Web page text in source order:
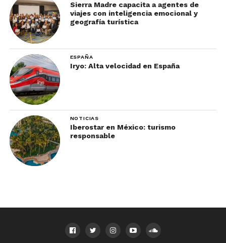
Sierra Madre capacita a agentes de
viajes con inteligencia emocional y
geografía turística
ESPAÑA
Iryo: Alta velocidad en España
NOTICIAS
Iberostar en México: turismo
responsable